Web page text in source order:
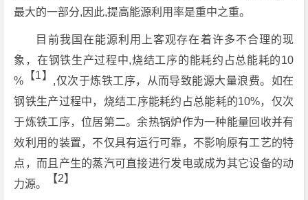
最大的一部分,因此,提高能源利用率是重中之重。
目前我国在能源利用上客观存在着许多不合理的现
象，在钢铁生产过程中,烧结工序的能耗约占总能耗的10
% 【1】 ,仅次于炼铁工序，从而导致能源大量浪费。如在
钢铁生产过程中，烧结工序能耗约占总能耗的10%，仅次
于炼铁工序，位居第二。余热锅炉作为一种能量回收并有
效利用的装置，不仅具有运行可靠，不影响原有工艺的特
点，而且产生的蒸汽可直接进行发电或成为其它设备的动
力源。
【2】